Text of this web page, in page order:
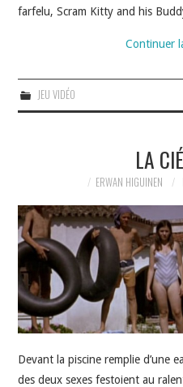
farfelu, Scram Kitty and his
Continuer
JEU VIDÉO
LA
ERWAN HIGUINEN
Devant la piscine remplie d’une
des deux sexes festoient au